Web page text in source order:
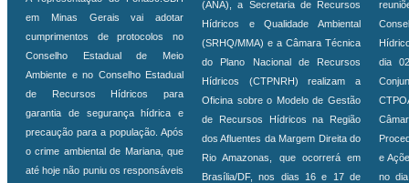
em Minas Gerais vai adotar
cumprimentos de protocolos no
Conselho Estadual de Meio
Ambiente e no Conselho Estadual
de Recursos Hídricos para
garantia de segurança hídrica e
precaução para a população. Após
o crime ambiental de Mariana, que
até hoje não puniu os responsáveis
(ANA), a Secretaria de Recursos
Hídricos e Qualidade Ambiental
(SRHQ/MMA) e a Câmara Técnica
do Plano Nacional de Recursos
Hídricos (CTPNRH) realizam a
Oficina sobre o Modelo de Gestão
de Recursos Hídricos na Região
dos Afluentes da Margem Direita do
Rio Amazonas, que ocorrerá em
Brasília/DF, nos dias 16 e 17 de
dia
e
no